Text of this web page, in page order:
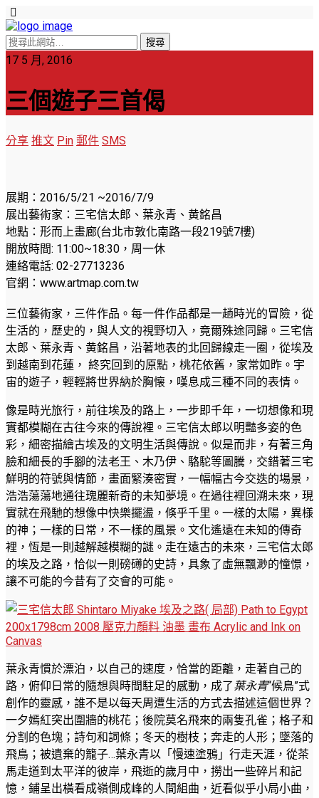
17 5 月, 2016
三個遊子三首偈
分享 推文 Pin 郵件 SMS
展期：2016/5/21 ~2016/7/9
展出藝術家：三宅信太郎、葉永青、黄銘昌
地點：形而上畫廊(台北市敦化南路一段219號7樓)
開放時間: 11:00~18:30，周一休
連絡電話: 02-27713236
官網：www.artmap.com.tw
三位藝術家，三件作品。每一件作品都是一趟時光的冒險，從
生活的，歷史的，與人文的視野切入，竟爾殊途同歸。三宅信
太郎、葉永青、黄銘昌，沿著地表的北回歸線走一圈，從埃及
到越南到花蓮， 終究回到的原點，桃花依舊，家常如昨。宇
宙的遊子，輕輕將世界納於胸懐，嘆息成三種不同的表情。
像是時光旅行，前往埃及的路上，一步即千年，一切想像和現
實都模糊在古往今來的傳說裡。三宅信太郎以明豔多姿的色
彩，細密描繪古埃及的文明生活與傳說。似是而非，有著三角
臉和細長的手腳的法老王、木乃伊、駱駝等圖騰，交錯著三宅
鮮明的符號與情節，畫面緊湊密實，一幅幅古今交迭的場景，
浩浩蕩蕩地通往瑰麗新奇的未知夢境。在過往裡回溯未來，現
實就在飛馳的想像中快樂擺盪，倏乎千里。一樣的太陽，異様
的神；一樣的日常，不一樣的風景。文化遙遠在未知的傳奇
裡，恆是一則越解越模糊的謎。走在遠古的未來，三宅信太郎
的埃及之路，恰似一則磅礡的史詩，具象了虛無飄渺的憧憬，
讓不可能的今昔有了交會的可能。
葉永青慣於漂泊，以自己的速度，恰當的距離，走著自己的
路，俯仰日常的隨想與時間駐足的感動，成了葉永青“候鳥”式
創作的靈感，誰不是以每天周遭生活的方式去描述這個世界？
一夕嫣紅突出圍牆的桃花；後院莫名飛來的兩隻孔雀；格子和
分割的色塊；詩句和詞條；冬天的樹枝；奔走的人形；墜落的
飛鳥；被遺棄的籠子…葉永青以「慢速塗鴉」行走天涯，從茶
馬走道到太平洋的彼岸，飛逝的歲月中，撈出一些碎片和記
憶，鋪呈出橫看成嶺側成峰的人間組曲，近看似乎小局小曲，